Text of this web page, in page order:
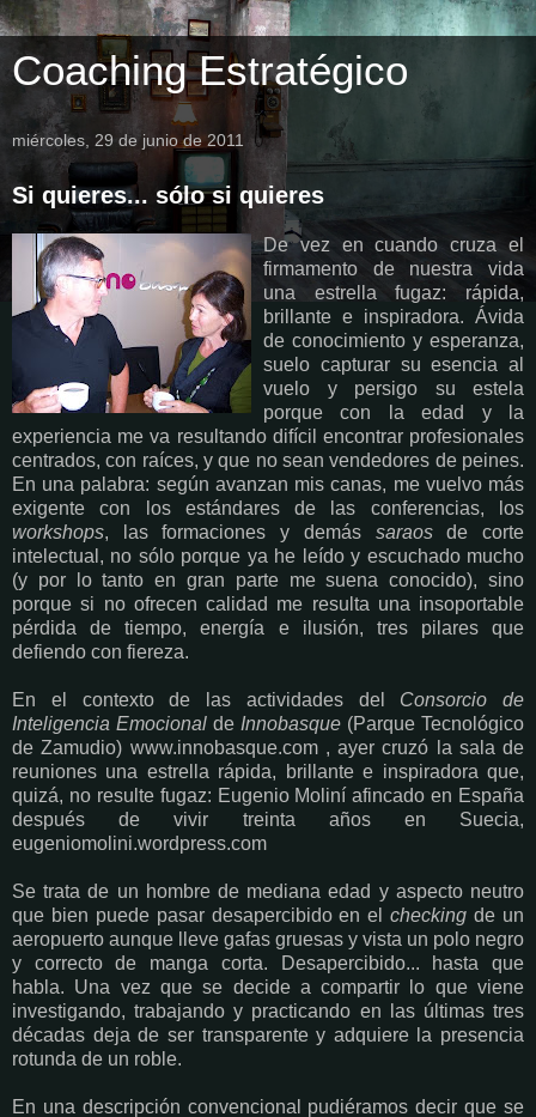
Coaching Estratégico
miércoles, 29 de junio de 2011
Si quieres... sólo si quieres
De vez en cuando cruza el
firmamento de nuestra vida
una estrella fugaz: rápida,
brillante e inspiradora. Ávida
de conocimiento y esperanza,
suelo capturar su esencia al
vuelo y persigo su estela
porque con la edad y la
experiencia me va resultando difícil encontrar profesionales
centrados, con raíces, y que no sean vendedores de peines.
En una palabra: según avanzan mis canas, me vuelvo más
exigente con los estándares de las conferencias, los
workshops, las formaciones y demás saraosde corte
intelectual, no sólo porque ya he leído y escuchado mucho
(y por lo tanto en gran parte me suena conocido), sino
porque si no ofrecen calidad me resulta una insoportable
pérdida de tiempo, energía e ilusión, tres pilares que
defiendo con fiereza.
En el contexto de las actividades del Consorcio de
Inteligencia Emocional de Innobasque (Parque Tecnológico
de Zamudio) www.innobasque.com , ayer cruzó la sala de
reuniones una estrella rápida, brillante e inspiradora que,
quizá, no resulte fugaz: Eugenio Moliní afincado en España
después de vivir treinta años en Suecia,
eugeniomolini.wordpress.com
Se trata de un hombre de mediana edad y aspecto neutro
que bien puede pasar desapercibido en elchecking de un
aeropuerto aunque lleve gafas gruesas y vista un polo negro
y correcto de manga corta. Desapercibido... hasta que
habla. Una vez que se decide a compartir lo que viene
investigando, trabajando y practicando en las últimas tres
décadas deja de ser transparente y adquiere la presencia
rotunda de un roble.
En una descripción convencional pudiéramos decir que se